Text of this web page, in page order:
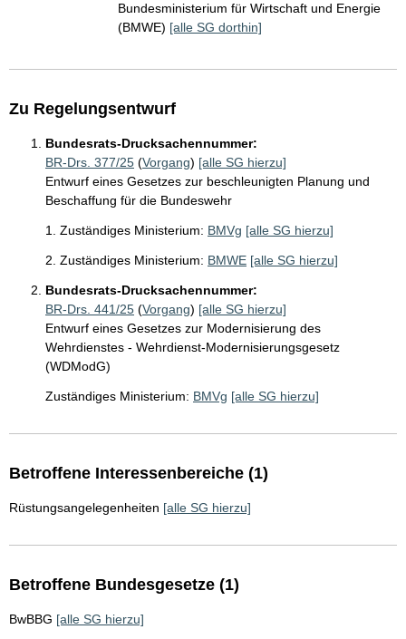
Bundesministerium für Wirtschaft und Energie
(BMWE) [alle SG dorthin]
Zu Regelungsentwurf
Bundesrats-Drucksachennummer:
BR-Drs. 377/25 (Vorgang) [alle SG hierzu]
Entwurf eines Gesetzes zur beschleunigten Planung und
Beschaffung für die Bundeswehr
1. Zuständiges Ministerium: BMVg [alle SG hierzu]
2. Zuständiges Ministerium: BMWE [alle SG hierzu]
Bundesrats-Drucksachennummer:
BR-Drs. 441/25 (Vorgang) [alle SG hierzu]
Entwurf eines Gesetzes zur Modernisierung des
Wehrdienstes - Wehrdienst-Modernisierungsgesetz
(WDModG)
Zuständiges Ministerium: BMVg [alle SG hierzu]
Betroffene Interessenbereiche (1)
Rüstungsangelegenheiten [alle SG hierzu]
Betroffene Bundesgesetze (1)
BwBBG [alle SG hierzu]